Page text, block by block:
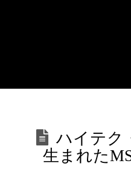
ハイテク
生まれた